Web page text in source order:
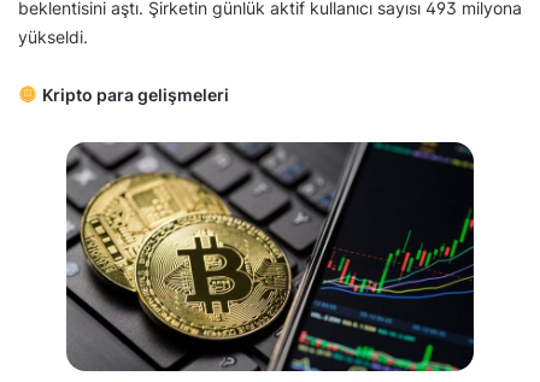
beklentisini aştı. Şirketin günlük aktif kullanıcı sayısı 493 milyona
yükseldi.
Kripto para gelişmeleri